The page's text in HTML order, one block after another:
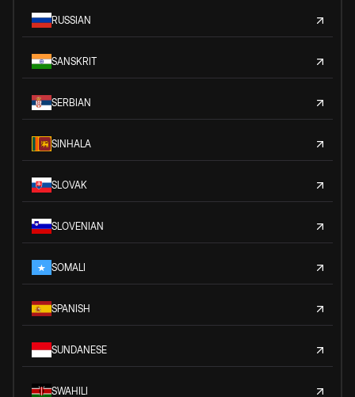
RUSSIAN
SANSKRIT
SERBIAN
SINHALA
SLOVAK
SLOVENIAN
SOMALI
SPANISH
SUNDANESE
SWAHILI